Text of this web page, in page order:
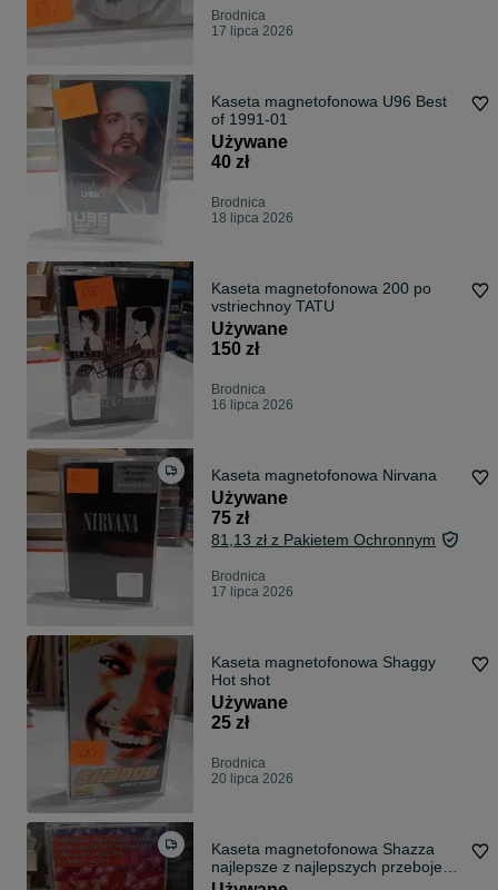
Brodnica
17 lipca 2026
Kaseta magnetofonowa U96 Best
of 1991-01
Używane
40 zł
Brodnica
18 lipca 2026
Kaseta magnetofonowa 200 po
vstriechnoy TATU
Używane
150 zł
Brodnica
16 lipca 2026
Kaseta magnetofonowa Nirvana
Używane
75 zł
81,13 zł z Pakietem Ochronnym
Brodnica
17 lipca 2026
Kaseta magnetofonowa Shaggy
Hot shot
Używane
25 zł
Brodnica
20 lipca 2026
Kaseta magnetofonowa Shazza
najlepsze z najlepszych przeboje
1993-99